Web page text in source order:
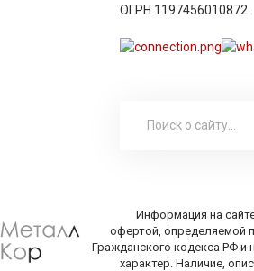
ОГРН 1197456010872
Информация на
офертой, определяемой
Гражданского кодекса РФ и
характер. Наличие,